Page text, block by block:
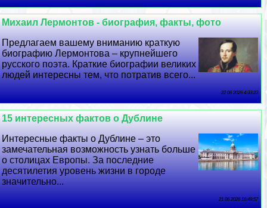
Михаил Лермонтов - биография, факты, фото
Предлагаем вашему вниманию краткую
биографию Лермонтова – крупнейшего
русского поэта. Краткие биографии великих
людей интересны тем, что потратив всего...
22 06 2026 4:33:23
15 интересных фактов о Дублине
Интересные факты о Дублине – это
замечательная возможность узнать больше
о столицах Европы. За последние
десятилетия уровень жизни в городе
значительно...
21 06 2026 16:49:57